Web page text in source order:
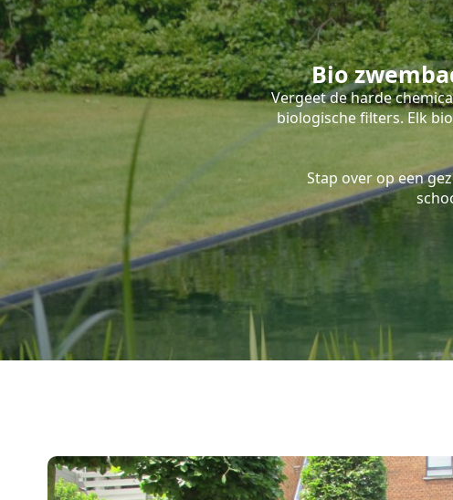
Bio
Vergeet de harde
biologische filters. Elk
Stap over op een